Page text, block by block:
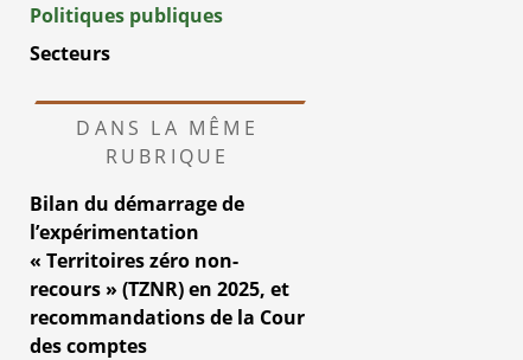
Politiques publiques
Secteurs
DANS LA MÊME
RUBRIQUE
Bilan du démarrage de
l’expérimentation
« Territoires zéro non-
recours » (TZNR) en 2025, et
recommandations de la Cour
des comptes